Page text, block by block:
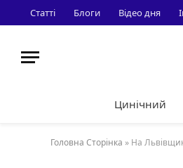
Статті Блоги Відео дня
Цинічний
Головна Сторінка » На